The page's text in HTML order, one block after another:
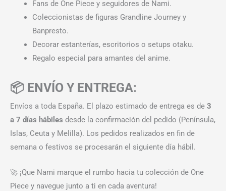
Fans de One Piece y seguidores de Nami.
Coleccionistas de figuras Grandline Journey y
Banpresto.
Decorar estanterías, escritorios o setups otaku.
Regalo especial para amantes del anime.
📦 ENVÍO Y ENTREGA:
Envíos a toda España. El plazo estimado de entrega es de 3
a 7 días hábiles desde la confirmación del pedido (Península,
Islas, Ceuta y Melilla). Los pedidos realizados en fin de
semana o festivos se procesarán el siguiente día hábil.
🚀 ¡Que Nami marque el rumbo hacia tu colección de One
Piece y navegue junto a ti en cada aventura!